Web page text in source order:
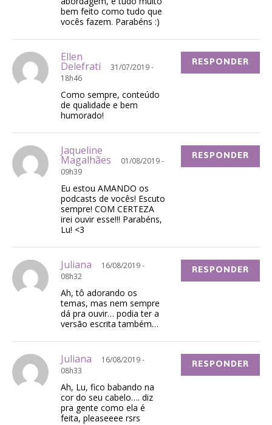
bem feito como tudo que
vocês fazem. Parabéns :)
Ellen
Delefrati
31/07/2019 -
18h46
Como sempre, conteúdo
de qualidade e bem
humorado!
RESPONDER
Jaqueline
Magalhães
01/08/2019 -
09h39
Eu estou AMANDO os
podcasts de vocês! Escuto
sempre! COM CERTEZA
irei ouvir esse!!! Parabéns,
Lu! <3
RESPONDER
Juliana
16/08/2019 -
08h32
Ah, tô adorando os
temas, mas nem sempre
dá pra ouvir… podia ter a
versão escrita também…
RESPONDER
Juliana
16/08/2019 -
08h33
Ah, Lu, fico babando na
cor do seu cabelo…. diz
pra gente como ela é
feita, pleaseeee rsrs
RESPONDER